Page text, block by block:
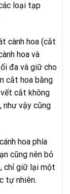
loại tạp
cành hoa (cắt
hoa và
đa và giữ cho
cắt hoa bằng
cắt không
như vậy cũng
hoa phía
cũng nên bỏ
chỉ giữ lại một
tự nhiên.